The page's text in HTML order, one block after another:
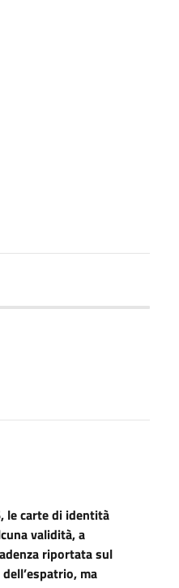
le carte di identità
validità, a
riportata sul
ma